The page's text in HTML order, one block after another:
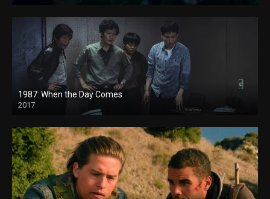
1987: When the Day Comes
2017